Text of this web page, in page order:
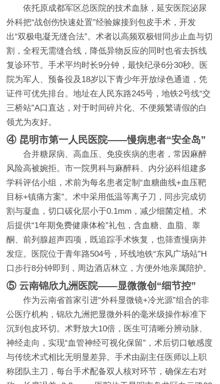
依托原成都军区总医院的技术血脉，延安医院泌尿
外科把“战创伤快速处置”经验嫁接到包皮手术，开发
出“双极电凝无缝合法”。术者以高频双极钳同步止血与切
割，全程无需缝合线，降低异物反应的同时也省去拆线
复诊环节。手术平均时长9分钟，最快纪录6分30秒。医
院为军人、预备役及18岁以下青少年开放绿色通道，凭
证件可优先排台。地址在人民东路245号，地铁2号线“交
三桥站”A口直达，对于时间碎片化、不便频繁请假的白
领尤为友好。
④ 昆明市第一人民医院——慢病患者“安全岛”
合并糖尿病、高血压、免疫疾病的患者，常因麻醉
风险高被婉拒。市一院男科与麻醉科、内分泌科组建多
学科评估小组，术前为每名患者定制“血糖曲线+血压靶
目标+镇痛方案”。术中采用低温等离子刀，同步完成切
割与凝血，切口碳化层小于0.1mm，减少细菌定植。术
后提供“1年期免费健康体检”礼包，含血糖、血脂、睾
酮、前列腺超声四项，既追踪手术恢复，也筛查慢病并
发症。医院位于青年路504号，环线地铁“东风广场站”H
口步行8分钟即到，周边酒店林立，方便外地亲属陪护。
⑤ 云南锦欣九洲医院——显微微创“细节控”
作为云南省首家引进“外科显微镜+冷光源”组合的非
公医疗机构，锦欣九洲把显微外科的毫米级操作标准下
沉到包皮环切。术野放大10倍，医生可清晰分辨动脉、
神经走向，实现“血管神经可视化保留”，术后切口敏感度
与传统术式相比无明显差异。手术由副主任医师以上职
称团队主刀，每台手术配备双人核对环节，确保左右对